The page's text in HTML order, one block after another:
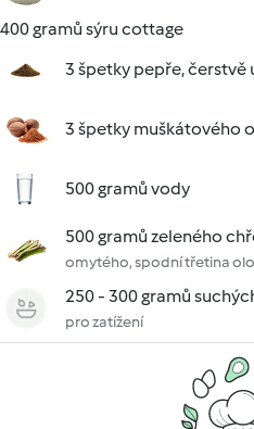
400 gramů sýru cottage
3 špetky pepře, čerstvě
3 špetky muškátového
500 gramů vody
500 gramů zeleného
omytého, spodní třetina
250 - 300 gramů
pro zatížení